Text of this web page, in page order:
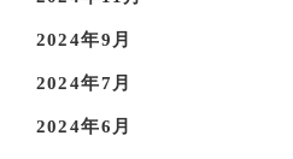
2024年9月
2024年7月
2024年6月